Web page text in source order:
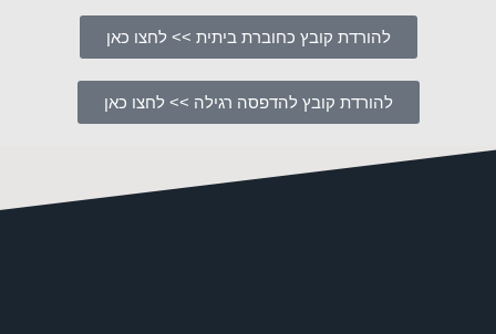
להורדת קובץ כחוברת ביתית >> לחצו כאן
להורדת קובץ להדפסה רגילה >> לחצו כאן